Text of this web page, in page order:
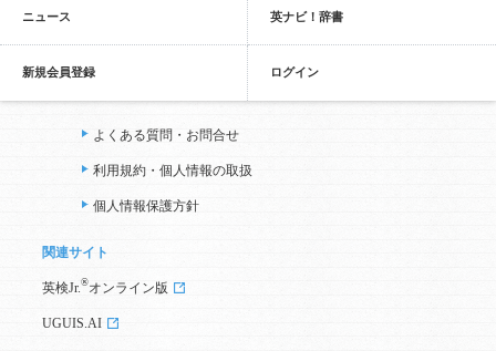
ニュース 英ナビ！辞書
新規会員登録 ログイン
よくある質問・お問合せ
利用規約・個人情報の取扱
個人情報保護方針
関連サイト
英検Jr. ®オンライン版
UGUIS.AI